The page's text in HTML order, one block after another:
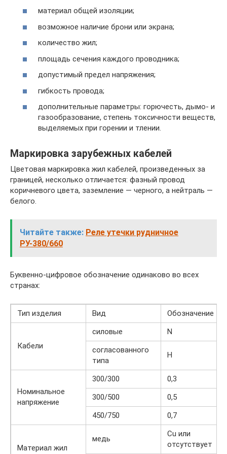
материал общей изоляции;
возможное наличие брони или экрана;
количество жил;
площадь сечения каждого проводника;
допустимый предел напряжения;
гибкость провода;
дополнительные параметры: горючесть, дымо- и
газообразование, степень токсичности веществ,
выделяемых при горении и тлении.
Маркировка зарубежных кабелей
Цветовая маркировка жил кабелей, произведенных за
границей, несколько отличается: фазный провод
коричневого цвета, заземление — черного, а нейтраль —
белого.
Читайте также: Реле утечки рудничное
РУ-380/660
Буквенно-цифровое обозначение одинаково во всех
странах:
Тип изделия Вид Обозначение
Кабели
силовые
N
согласованного
типа
Н
Номинальное
напряжение
300/300
0,3
300/500
0,5
450/750
0,7
Материал жил
медь
Cu или
отсутствует